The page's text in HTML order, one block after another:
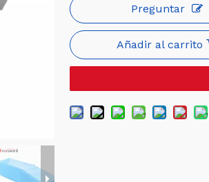
Preguntar
Añadir al carrito